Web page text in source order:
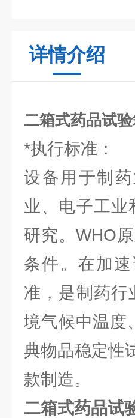
详情介绍
二箱式药品试
*执行标准：
设备用于制
业、电子工业
研究。WHO
条件。在加
准，是制药行
境气候中温度
典物品稳定性
款制造。
二箱式药品试